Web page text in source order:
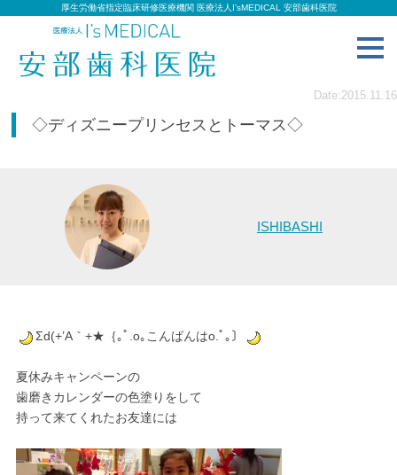
厚生労働省指定臨床研修医療機関 医療法人I’sMEDICAL 安部歯科医院
Date:2015.11.16
◇ディズニープリンセスとトーマス◇
ISHIBASHI
Σd(+’A｀+★｛｡ﾟ.o｡こんばんはo.ﾟ｡〕
夏休みキャンペーンの
歯磨きカレンダーの色塗りをして
持って来てくれたお友達には